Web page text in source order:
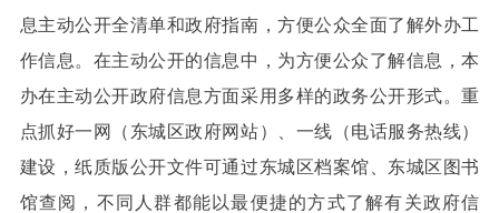
息主动公开全清单和政府指南，方便公众全面了解外办工
作信息。在主动公开的信息中，为方便公众了解信息，本
办在主动公开政府信息方面采用多样的政务公开形式。重
点抓好一网（东城区政府网站）、一线（电话服务热线）
建设，纸质版公开文件可通过东城区档案馆、东城区图书
馆查阅，不同人群都能以最便捷的方式了解有关政府信